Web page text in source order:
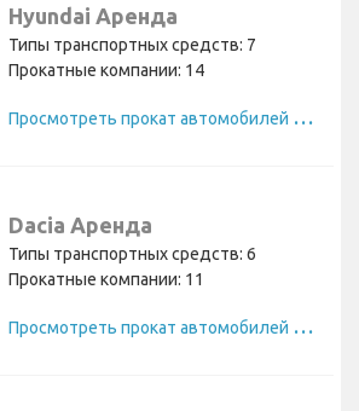
Hyundai Аренда
Типы транспортных средств: 7
Прокатные компании: 14
П
росмотреть прокат автомобилей Hyundai
Dacia Аренда
Типы транспортных средств: 6
Прокатные компании: 11
П
росмотреть прокат автомобилей Dacia